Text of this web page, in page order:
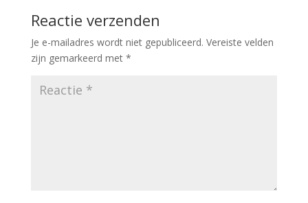
Reactie verzenden
Je e-mailadres wordt niet gepubliceerd. Vereiste velden
zijn gemarkeerd met *